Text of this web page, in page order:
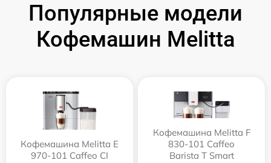
Популярные модели
Кофемашин Melitta
Кофемашина Melitta Е
970-101 Caffeo CI
Кофемашина Melitta F
830-101 Caffeo
Barista T Smart